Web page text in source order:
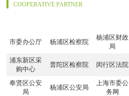
COOPERATIVE PARTNER
市委办公厅 杨浦区检察院
杨浦区财政
局
浦东新区采
购中心
普陀区检察院 闵行区法院
奉贤区公安
局
杨浦区公安局
上海市委公
务网